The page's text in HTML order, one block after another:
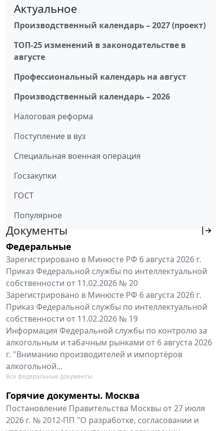
Актуальное
Производственный календарь – 2027 (проект)
ТОП-25 изменений в законодательстве в
августе
Профессиональный календарь на август
Производственный календарь – 2026
Налоговая реформа
Поступление в вуз
Специальная военная операция
Госзакупки
ГОСТ
Популярное
Документы
Федеральные
Зарегистрировано в Минюсте РФ 6 августа 2026 г.
Приказ Федеральной службы по интеллектуальной
собственности от 11.02.2026 № 20
Зарегистрировано в Минюсте РФ 6 августа 2026 г.
Приказ Федеральной службы по интеллектуальной
собственности от 11.02.2026 № 19
Информация Федеральной службы по контролю за
алкогольным и табачным рынками от 6 августа 2026
г. "Вниманию производителей и импортёров
алкогольной...
Все федеральные документы
Горячие документы. Москва
Постановление Правительства Москвы от 27 июля
2026 г. № 2012-ПП "О разработке, согласовании и